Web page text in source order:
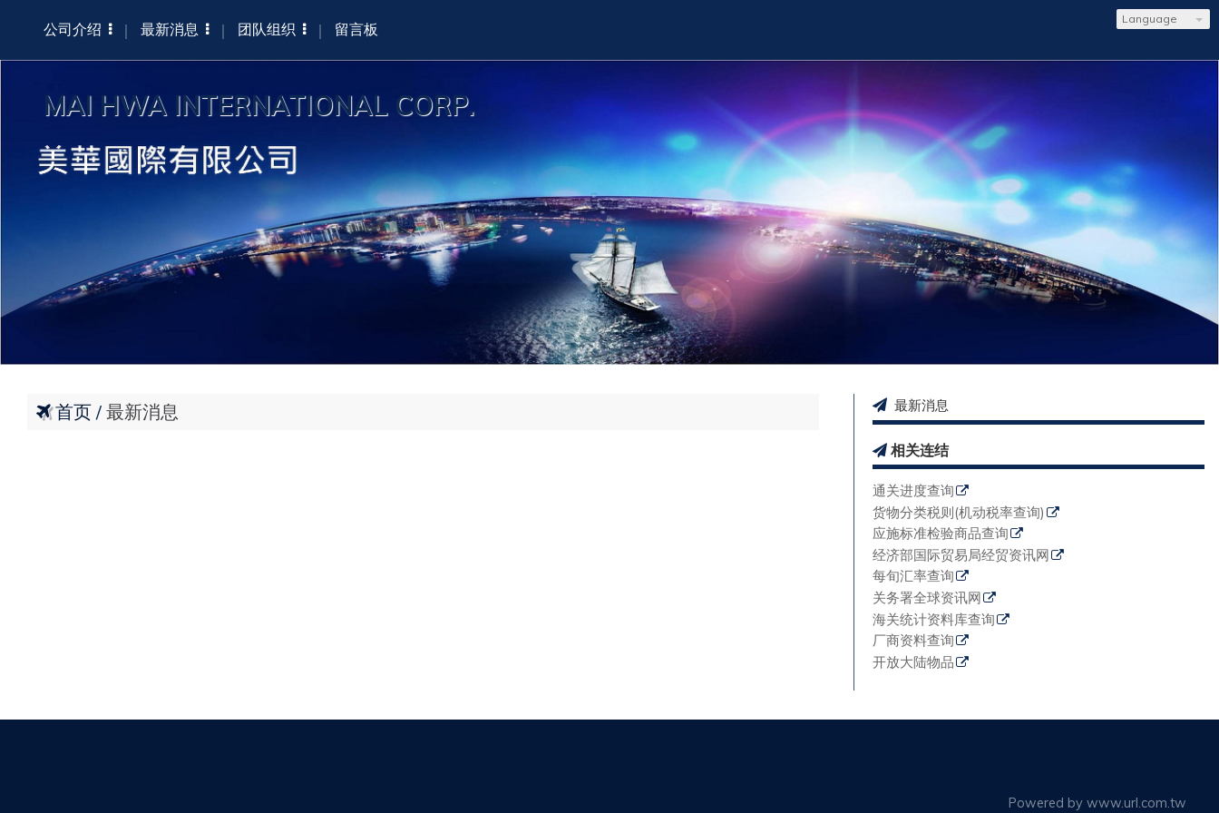
Language
MAI HWA INTERNATIONAL CORP.
公司介绍 最新消息 团队组织 留言板
最新消息
相关连结
通关进度查询
货物分类税则(机动税率查询)
应施标准检验商品查询
经济部国际贸易局经贸资讯网
每旬汇率查询
关务署全球资讯网
海关统计资料库查询
厂商资料查询
开放大陆物品
首页 最新消息
Powered by www.url.com.tw